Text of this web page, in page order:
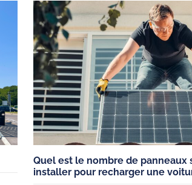
Quel est le nombre de panneaux
installer pour recharger une
est installateur
B2C
de confidentialité
Nos clients
meilleurs